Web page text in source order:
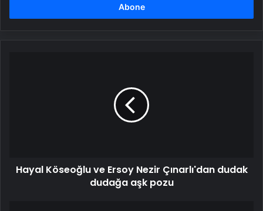
pozu
Hayal Köseoğlu ve Ersoy Nezir Çınarlı'dan dudak
dudağa aşk pozu